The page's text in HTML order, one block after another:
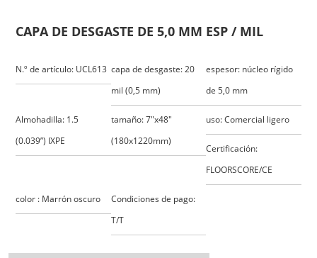
CAPA DE DESGASTE DE 5,0 MM ESP / MIL
N.º de artículo: UCL613 capa de desgaste: 20
mil (0,5 mm)
espesor: núcleo rígido
de 5,0 mm
Almohadilla: 1.5
(0.039”) IXPE
tamaño: 7"x48"
(180x1220mm)
uso: Comercial ligero
Certificación:
FLOORSCORE/CE
color : Marrón oscuro
Condiciones de pago:
T/T